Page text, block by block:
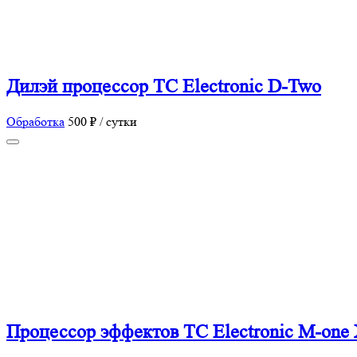
Дилэй процессор TC Electronic D-Two
Обработка 500 ₽ / сутки
Процессор эффектов TC Electronic M-one